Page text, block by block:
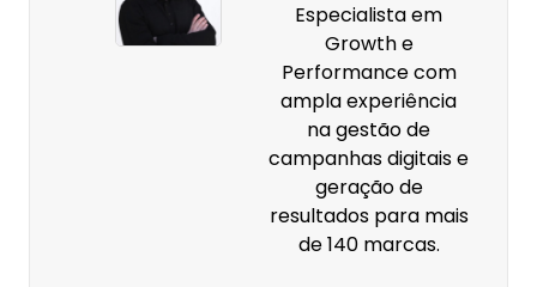
Especialista em
Growth e
Performance com
ampla experiência
na gestão de
campanhas digitais e
geração de
resultados para mais
de 140 marcas.